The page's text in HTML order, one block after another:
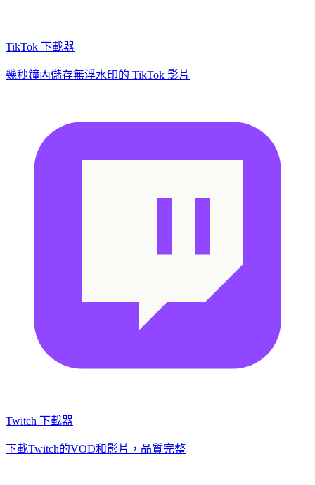
TikTok 下載器
幾秒鐘內儲存無浮水印的 TikTok 影片
Twitch 下載器
下載Twitch的VOD和影片，品質完整